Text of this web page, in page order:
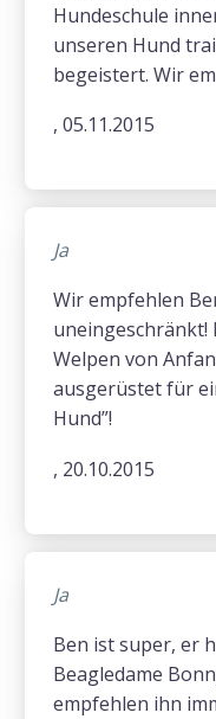
Hundeschule
unseren Hund
begeistert. Wir
, 05.11.2015
Ja
Wir empfehlen
uneingeschränkt!
Welpen von
ausgerüstet für
Hund”!
, 20.10.2015
Ja
Ben ist super, er
Beagledame
empfehlen ihn